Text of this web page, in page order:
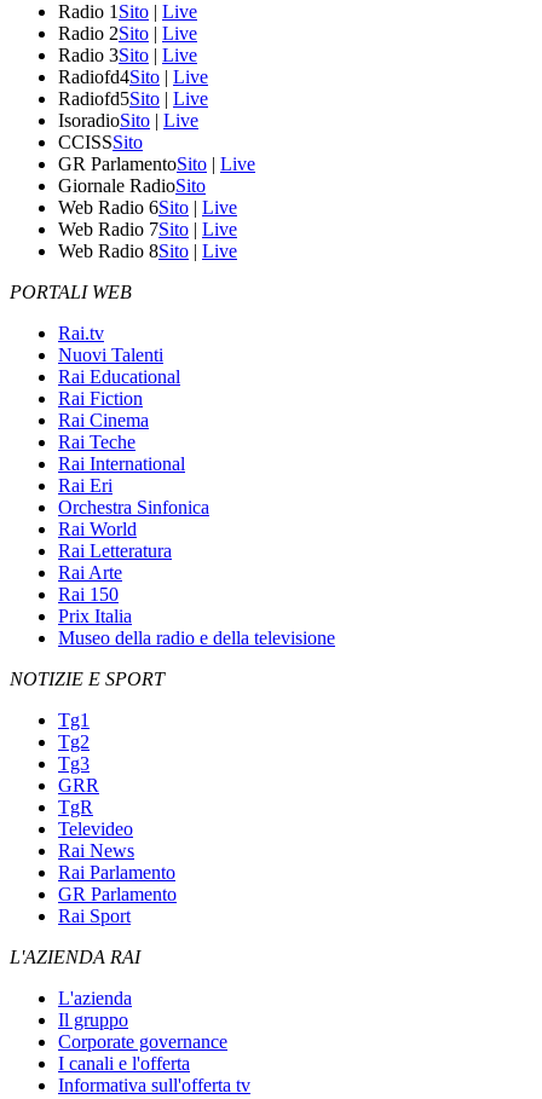
Radio 1 Sito | Live
Radio 2Sito | Live
Radio 3Sito | Live
Radiofd4Sito | Live
Radiofd5Sito | Live
IsoradioSito | Live
CCISSSito
GR ParlamentoSito | Live
Giornale RadioSito
Web Radio 6Sito | Live
Web Radio 7Sito | Live
Web Radio 8Sito | Live
PORTALI WEB
Rai.tv
Nuovi Talenti
Rai Educational
Rai Fiction
Rai Cinema
Rai Teche
Rai International
Rai Eri
Orchestra Sinfonica
Rai World
Rai Letteratura
Rai Arte
Rai 150
Prix Italia
Museo della radio e della televisione
NOTIZIE E SPORT
Tg1
Tg2
Tg3
GRR
TgR
Televideo
Rai News
Rai Parlamento
GR Parlamento
Rai Sport
L'AZIENDA RAI
L'azienda
Il gruppo
Corporate governance
I canali e l'offerta
Informativa sull'offerta tv